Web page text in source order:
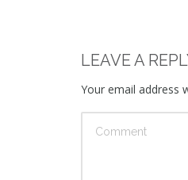
LEAVE A
Your email address